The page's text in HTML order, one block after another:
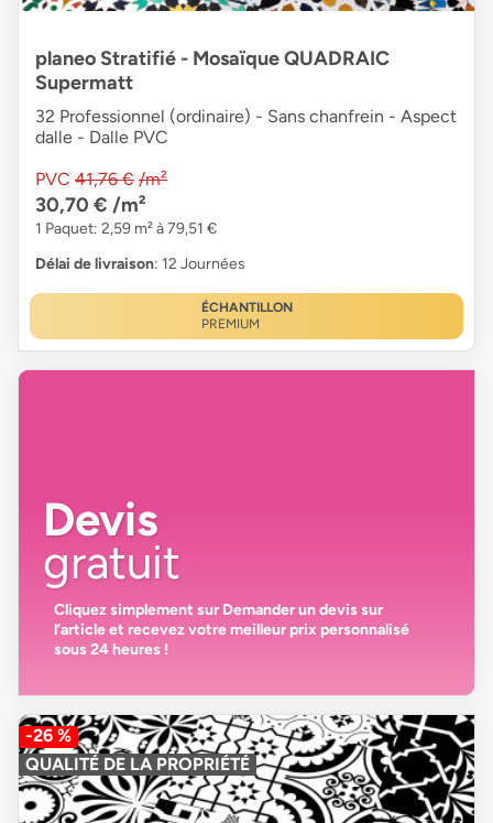
planeo Stratifié - Mosaïque QUADRAIC
Supermatt
32 Professionnel (ordinaire) - Sans chanfrein - Aspect
dalle - Dalle PVC
PVC 41,76 € /m²
30,70 € /m²
1 Paquet: 2,59 m² à 79,51 €
Délai de livraison: 12 Journées
ÉCHANTILLON
PREMIUM
Devis
gratuit
Cliquez simplement sur Demander un devissur
l’article et recevez votremeilleur prix personnalisé
sous 24 heures !
-26 %
QUALITÉ DE LA PROPRIÉTÉ